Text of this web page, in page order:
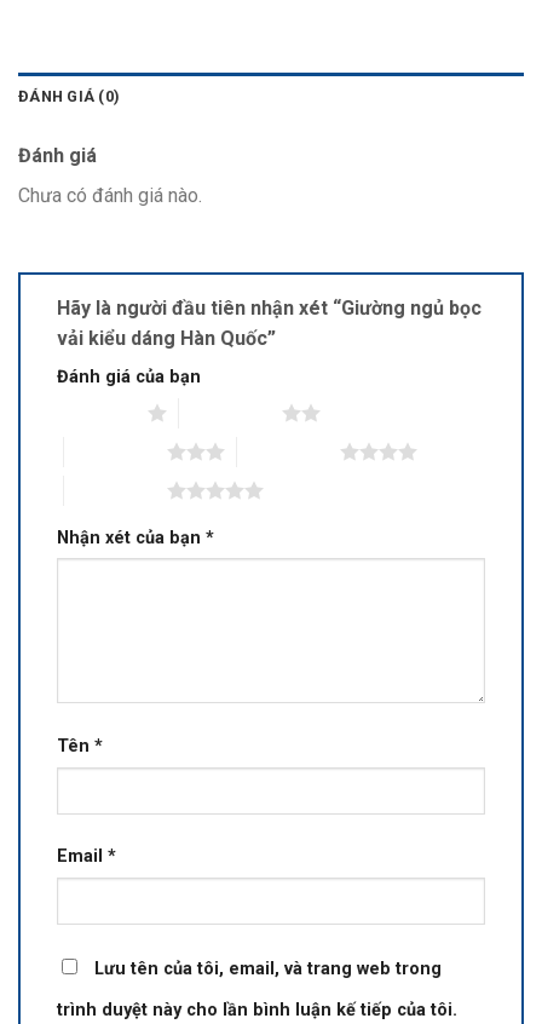
ĐÁNH GIÁ (0)
Đánh giá
Chưa có đánh giá nào.
Hãy là người đầu tiên nhận xét “Giường ngủ bọc
vải kiểu dáng Hàn Quốc”
Đánh giá của bạn
Nhận xét của bạn *
Tên *
Email *
Lưu tên của tôi, email, và trang web trong
trình duyệt này cho lần bình luận kế tiếp của tôi.